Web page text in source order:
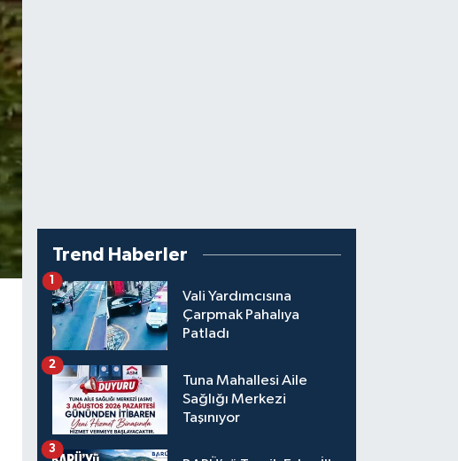
Trend Haberler
Vali Yardımcısına
Çarpmak Pahalıya
Patladı
1
Tuna Mahallesi Aile
Sağlığı Merkezi
Taşınıyor
2
3